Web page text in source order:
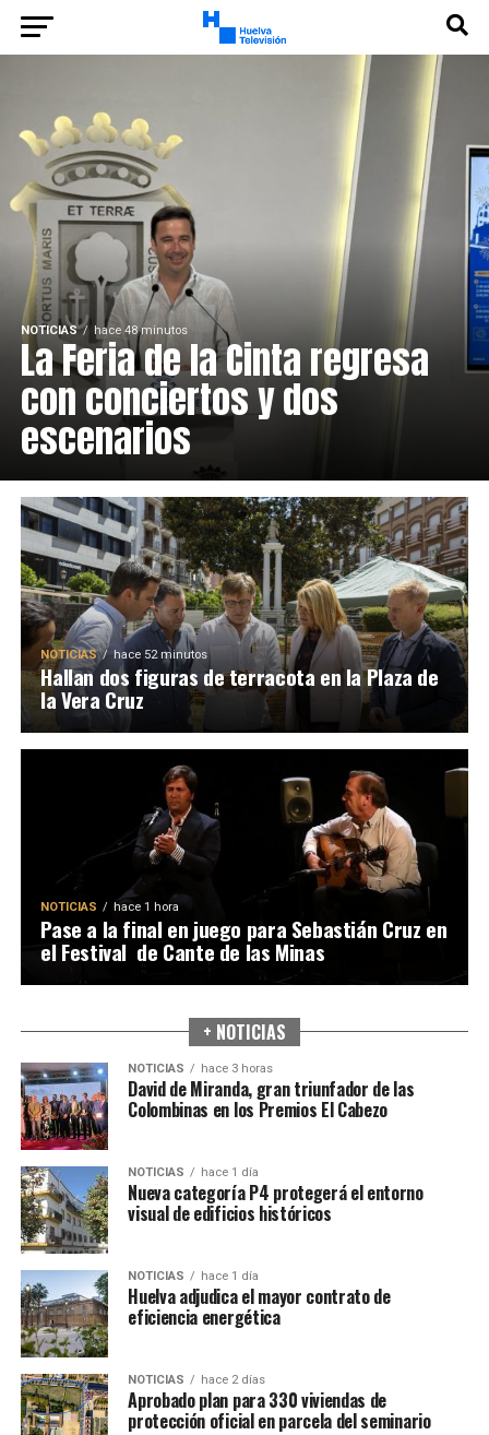
NOTICIAS hace 48 minutos
La Feria de la Cinta regresa
con conciertos y dos
escenarios
NOTICIAS hace 52 minutos
Hallan dos figuras de terracota en la Plaza de
la Vera Cruz
NOTICIAS hace 1 hora
Pase a la final en juego para Sebastián Cruz en
el Festival de Cante de las Minas
+ NOTICIAS
NOTICIAS hace 3 horas
David de Miranda, gran triunfador de las
Colombinas en los Premios El Cabezo
NOTICIAS hace 1 día
Nueva categoría P4 protegerá el entorno
visual de edificios históricos
NOTICIAS hace 1 día
Huelva adjudica el mayor contrato de
eficiencia energética
NOTICIAS hace 2 días
Aprobado plan para 330 viviendas de
protección oficial en parcela del seminario